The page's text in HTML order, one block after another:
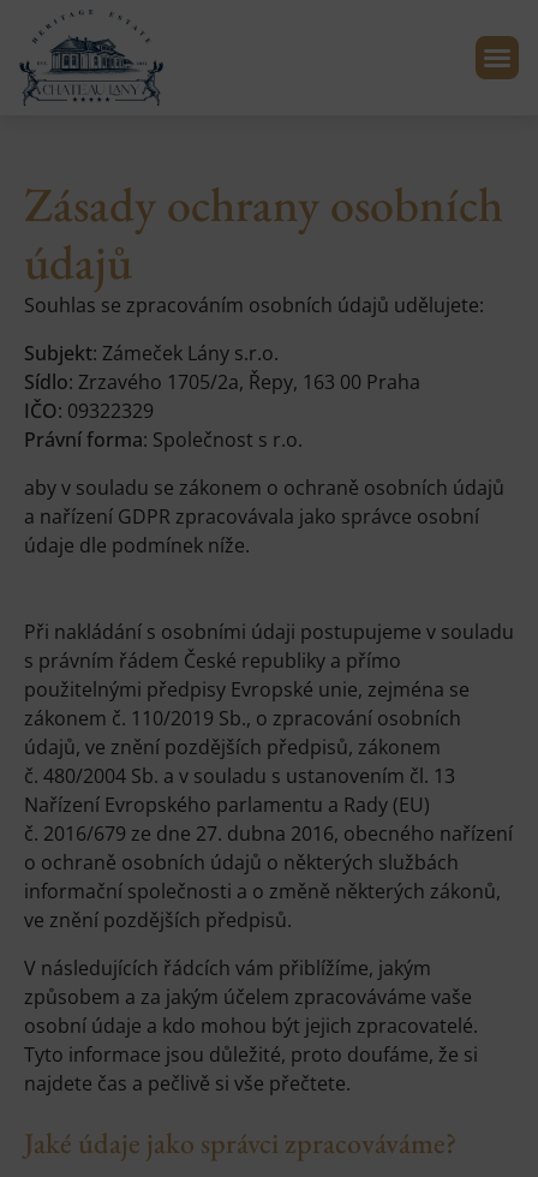
Zásady ochrany osobních
údajů
Souhlas se zpracováním osobních údajů udělujete:
Subjekt: Zámeček Lány s.r.o.
Sídlo: Zrzavého 1705/2a, Řepy, 163 00 Praha
IČO: 09322329
Právní forma: Společnost s r.o.
aby v souladu se zákonem o ochraně osobních údajů
a nařízení GDPR zpracovávala jako správce osobní
údaje dle podmínek níže.
Při nakládání s osobními údaji postupujeme v souladu
s právním řádem České republiky a přímo
použitelnými předpisy Evropské unie, zejména se
zákonem č. 110/2019 Sb., o zpracování osobních
údajů, ve znění pozdějších předpisů, zákonem
č. 480/2004 Sb. a v souladu s ustanovením čl. 13
Nařízení Evropského parlamentu a Rady (EU)
č. 2016/679 ze dne 27. dubna 2016, obecného nařízení
o ochraně osobních údajů o některých službách
informační společnosti a o změně některých zákonů,
ve znění pozdějších předpisů.
V následujících řádcích vám přiblížíme, jakým
způsobem a za jakým účelem zpracováváme vaše
osobní údaje a kdo mohou být jejich zpracovatelé.
Tyto informace jsou důležité, proto doufáme, že si
najdete čas a pečlivě si vše přečtete.
Jaké údaje jako správci zpracováváme?